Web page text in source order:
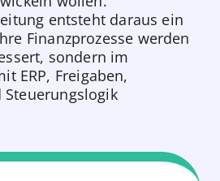
entsteht daraus ein
Finanzprozesse werden
sondern im
ERP, Freigaben,